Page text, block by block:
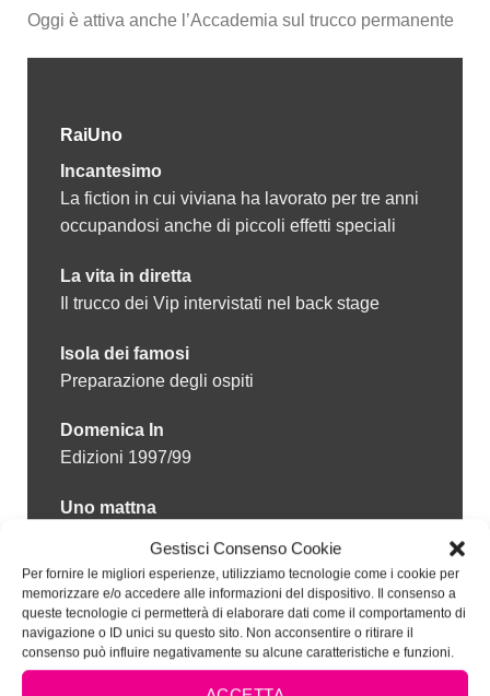
Gestisci Consenso Cookie
Per fornire le migliori esperienze, utilizziamo tecnologie come i cookie per
memorizzare e/o accedere alle informazioni del dispositivo. Il consenso a
queste tecnologie ci permetterà di elaborare dati come il comportamento di
navigazione o ID unici su questo sito. Non acconsentire o ritirare il
consenso può influire negativamente su alcune caratteristiche e funzioni.
Oggi è attiva anche l’Accademia sul trucco permanente
RaiUno
Incantesimo
La fiction in cui viviana ha lavorato per tre anni
occupandosi anche di piccoli effetti speciali
La vita in diretta
Il trucco dei Vip intervistati nel back stage
Isola dei famosi
Preparazione degli ospiti
Domenica In
Edizioni 1997/99
Uno mattna
Il concerto in Vaticano del 1198
Quando il sole va in America
Truccatrice personale della presentatrice Anna